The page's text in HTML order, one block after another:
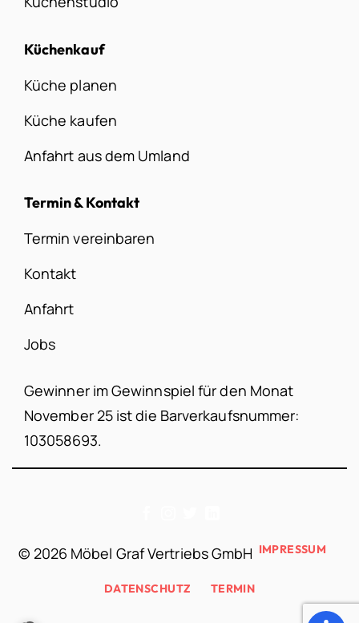
Küchenkauf
Küche planen
Küche kaufen
Anfahrt aus dem Umland
Termin & Kontakt
Termin vereinbaren
Kontakt
Anfahrt
Jobs
Gewinner im Gewinnspiel für den Monat
November 25 ist die Barverkaufsnummer:
103058693.
© 2026 Möbel Graf Vertriebs GmbH IMPRESSUM
DATENSCHUTZ TERMIN